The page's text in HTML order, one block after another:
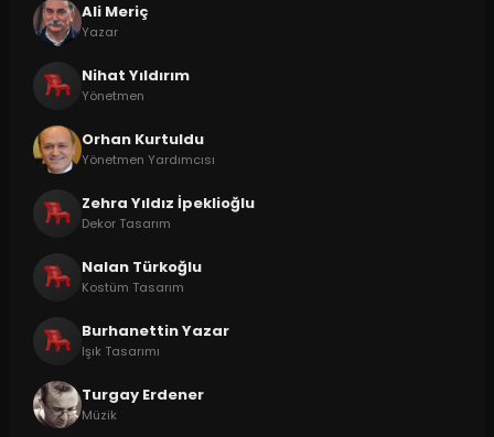
Ali Meriç
Yazar
Nihat Yıldırım
Yönetmen
Orhan Kurtuldu
Yönetmen Yardımcısı
Zehra Yıldız İpeklioğlu
Dekor Tasarım
Nalan Türkoğlu
Kostüm Tasarım
Burhanettin Yazar
Işık Tasarımı
Turgay Erdener
Müzik